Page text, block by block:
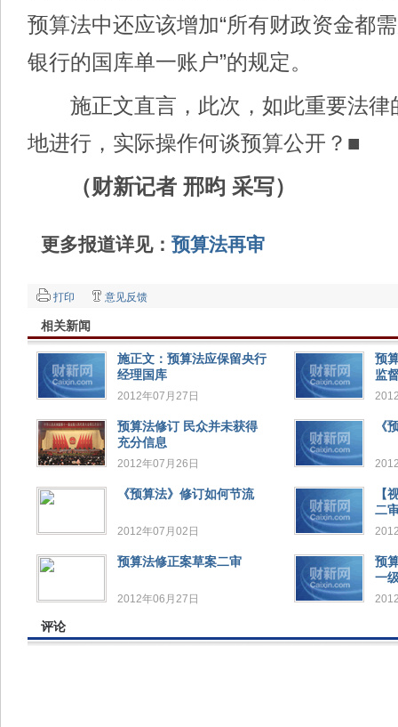
预算法中还应该增加“所有财政资金都
银行的国库单一账户”的规定。
施正文直言，此次，如此重要法律
地进行，实际操作何谈预算公开？■
（财新记者 邢昀 采写）
更多报道详见： 预算法再审
打印 意见反馈
相关新闻
施正文：预算法应保留央行
经理国库
2012年07月27日
预
监
预算法修订 民众并未获得
充分信息
2012年07月26日
《
《预算法》修订如何节流
2012年07月02日
【
二
预算法修正案草案二审
2012年06月27日
预
一
评论